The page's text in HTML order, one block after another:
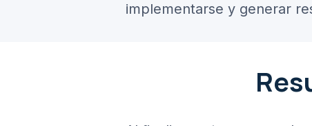
implementarse y generar